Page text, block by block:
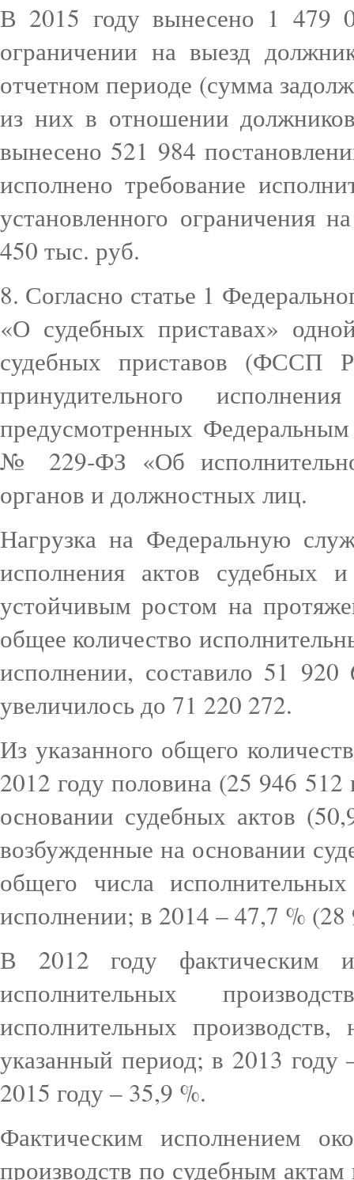
В 2015 году вынесено 1 479
ограничении на выезд
отчетном периоде (сумма
из них в отношении
вынесено 521 984
исполнено требование
установленного
450 тыс. руб.
8. Согласно статье 1
«О судебных приставах»
судебных приставов (ФССП
принудительного
предусмотренных
№ 229-ФЗ «Об
органов и должностных лиц.
Нагрузка на Федеральную
исполнения актов судебных
устойчивым ростом на
общее количество
исполнении, составило 51
увеличилось до 71 220 272.
Из указанного общего
2012 году половина (25 946
основании судебных актов
возбужденные на основании
общего числа
исполнении; в 2014 – 47,7 % (28
В 2012 году фактическим
исполнительных
исполнительных
указанный период; в 2013
2015 году – 35,9 %.
Фактическим исполнением
производств по судебным